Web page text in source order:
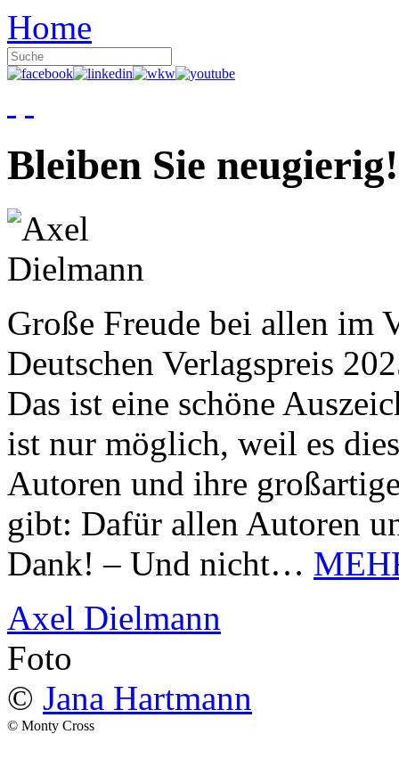
Home
Bleiben Sie neugierig!
Große Freude bei allen im
Deutschen Verlagspreis
Das ist eine schöne
ist nur möglich, weil es
Autoren und ihre
gibt: Dafür allen Autoren
Dank! – Und nicht…
Axel Dielmann
Foto
© Jana Hartmann
© Monty Cross